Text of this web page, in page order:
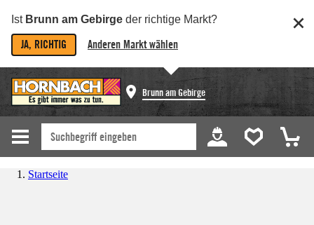
Ist Brunn am Gebirge der richtige Markt?
JA, RICHTIG Anderen Markt wählen
Brunn am Gebirge
Startseite